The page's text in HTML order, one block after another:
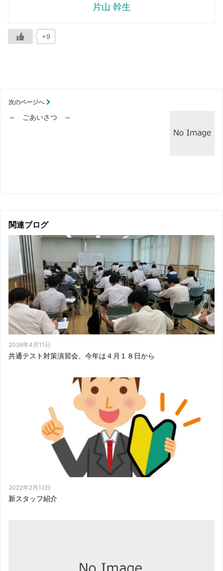
片山 幹生
+9
次のページへ
～ ごあいさつ ～
関連ブログ
2026年4月11日
共通テスト対策演習会、今年は４月１８日から
2022年2月12日
新スタッフ紹介